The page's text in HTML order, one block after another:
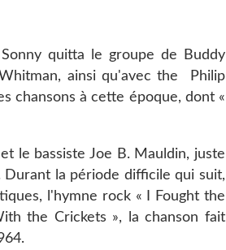
quitta le groupe de Buddy
ainsi qu'avec the Philip
chansons à cette époque, dont «
le bassiste Joe B. Mauldin, juste
la période difficile qui suit,
l'hymne rock « I Fought the
the Crickets », la chanson fait